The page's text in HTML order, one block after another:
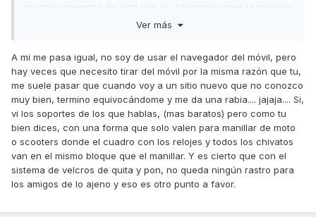
muchos soportes de este tipo en Aliexpress pero la mayoría
sólo se adaptan a manillares de moto, que son más
Saludos,
Ver más
A mi me pasa igual, no soy de usar el navegador del móvil, pero
hay veces que necesito tirar del móvil por la misma razón que tu,
me suele pasar que cuando voy a un sitio nuevo que no conozco
muy bien, termino equivocándome y me da una rabia.... jajaja.... Si,
vi los soportes de los que hablas, (mas baratos) pero como tu
bien dices, con una forma que solo valen para manillar de moto
o scooters donde el cuadro con los relojes y todos los chivatos
van en el mismo bloque que el manillar. Y es cierto que con el
sistema de velcros de quita y pon, no queda ningún rastro para
los amigos de lo ajeno y eso es otro punto a favor.